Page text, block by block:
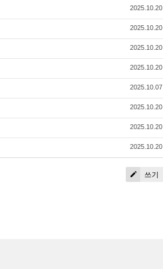
2025.10.20
2025.10.20
2025.10.20
2025.10.20
2025.10.07
2025.10.20
2025.10.20
2025.10.20
쓰기